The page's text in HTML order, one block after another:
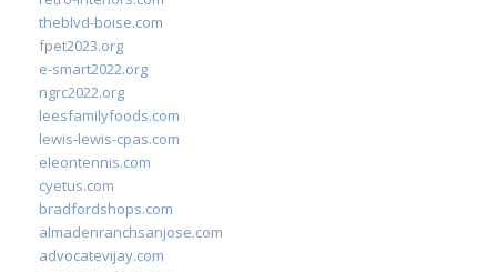
theblvd-boise.com
fpet2023.org
e-smart2022.org
ngrc2022.org
leesfamilyfoods.com
lewis-lewis-cpas.com
eleontennis.com
cyetus.com
bradfordshops.com
almadenranchsanjose.com
advocatevijay.com